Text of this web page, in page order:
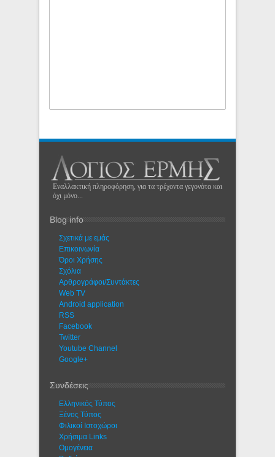
Εναλλακτική πληροφόρηση, για τα τρέχοντα γεγονότα και
όχι μόνο...
Blog info
Σχετικά με εμάς
Eπικοινωνία
Όροι Χρήσης
Σχόλια
Αρθρογράφοι/Συντάκτες
Web TV
Android application
RSS
Facebook
Twitter
Youtube Channel
Google+
Συνδέσεις
Ελληνικός Τύπος
Ξένος Τύπος
Φιλικοί Ιστοχώροι
Χρήσιμα Links
Ομογένεια